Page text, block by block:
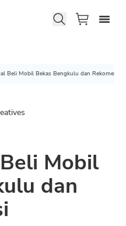
Beli Mobil Bekas Bengkulu dan
Mobil
dan